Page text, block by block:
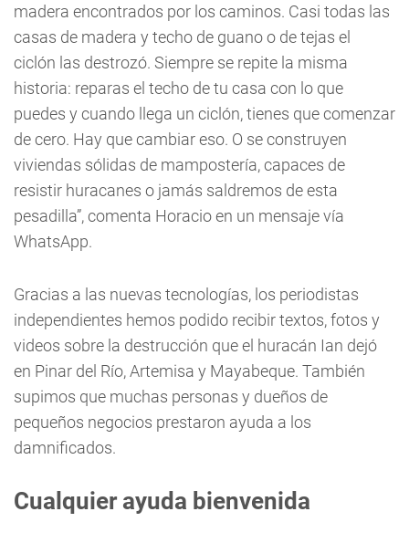
madera encontrados por los caminos. Casi todas las
casas de madera y techo de guano o de tejas el
ciclón las destrozó. Siempre se repite la misma
historia: reparas el techo de tu casa con lo que
puedes y cuando llega un ciclón, tienes que comenzar
de cero. Hay que cambiar eso. O se construyen
viviendas sólidas de mampostería, capaces de
resistir huracanes o jamás saldremos de esta
pesadilla”, comenta Horacio en un mensaje vía
WhatsApp.
Gracias a las nuevas tecnologías, los periodistas
independientes hemos podido recibir textos, fotos y
videos sobre la destrucción que el huracán Ian dejó
en Pinar del Río, Artemisa y Mayabeque. También
supimos que muchas personas y dueños de
pequeños negocios prestaron ayuda a los
damnificados.
Cualquier ayuda bienvenida